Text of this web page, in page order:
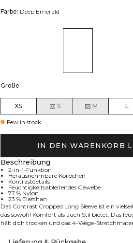
Farbe: Deep Emerald
Größe
XS S M L
Few in stock
IN DEN WARENKORB
Beschreibung
2-in-1-Funktion
Herausnehmbare Körbchen
Kontrastdetails
Feuchtigkeitsableitendes Gewebe
77 % Nylon
23 % Elasthan
Das Contrast Cropped Long Sleeve ist ein
das sowohl Komfort als auch Stil bietet. Das
hält dich trocken und das 4-Wege-
anliegende, hautnahe Passform. Es verfügt